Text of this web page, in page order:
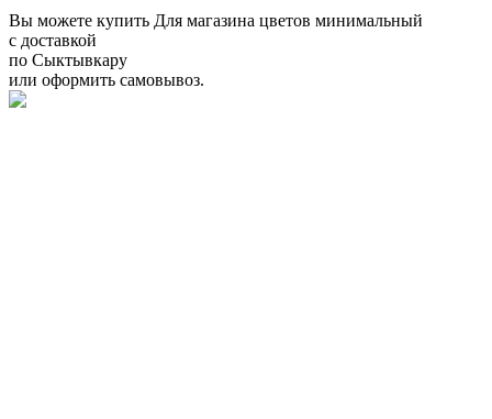
Вы можете купить Для магазина цветов минимальный
с доставкой
по Сыктывкару
или оформить самовывоз.